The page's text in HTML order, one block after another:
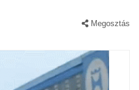
Megosztás